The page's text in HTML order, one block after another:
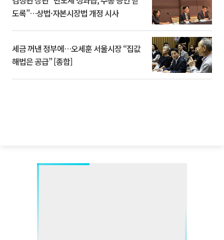
도록”…상법·자본시장법 개정 시사
세금 꺼낸 정부에…오세훈 서울시장 “집값
해법은 공급” [종합]